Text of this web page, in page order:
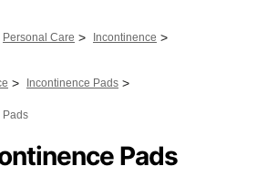
Personal Care > Incontinence >
> Incontinence Pads >
Pads
Pads